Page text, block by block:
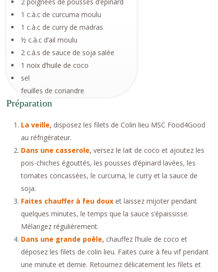
1 c.à.c de curcuma moulu
1 c.à.c de curry de madras
½ c.à.c d’ail moulu
2 c.à.s de sauce de soja salée
1 noix d’huile de coco
sel
feuilles de coriandre
Préparation
La veille, disposez les filets de Colin lieu MSC Food4Good
au réfrigérateur.
Dans une casserole, versez le lait de coco et ajoutez les
pois-chiches égouttés, les pousses d’épinard lavées, les
tomates concassées, le curcuma, le curry et la sauce de
soja.
Faites chauffer à feu doux et laissez mijoter pendant
quelques minutes, le temps que la sauce s’épaississe.
Mélangez régulièrement.
Dans une grande poêle, chauffez l’huile de coco et
déposez les filets de colin lieu. Faites cuire à feu vif pendant
une minute et demie. Retournez délicatement les filets et